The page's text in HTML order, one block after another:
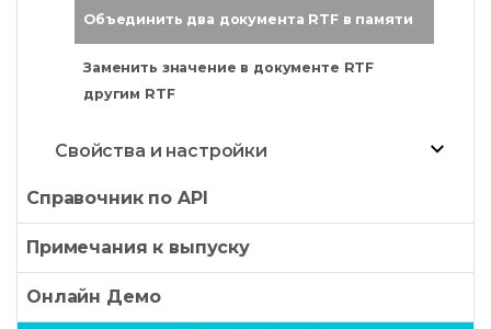
Объединить два документа RTF в памяти
Заменить значение в документе RTF
другим RTF
Свойства и настройки
Справочник по API
Примечания к выпуску
Онлайн Демо